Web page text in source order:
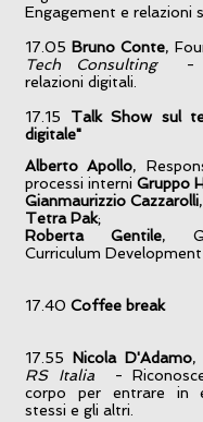
Engagement e relazioni
17.05 Bruno Conte,
Tech Consulting-
relazioni digitali.
17.15 Talk Show sul
digitale"
Alberto Apollo,
processi interni Gruppo
Gianmaurizzio Cazzarolli
Tetra Pak;
Roberta Gentile,
Curriculum
17.40 Coffee break
17.55Nicola D'Adamo,
RS Italia
-
corpo per entrare in
stessi e gli altri.